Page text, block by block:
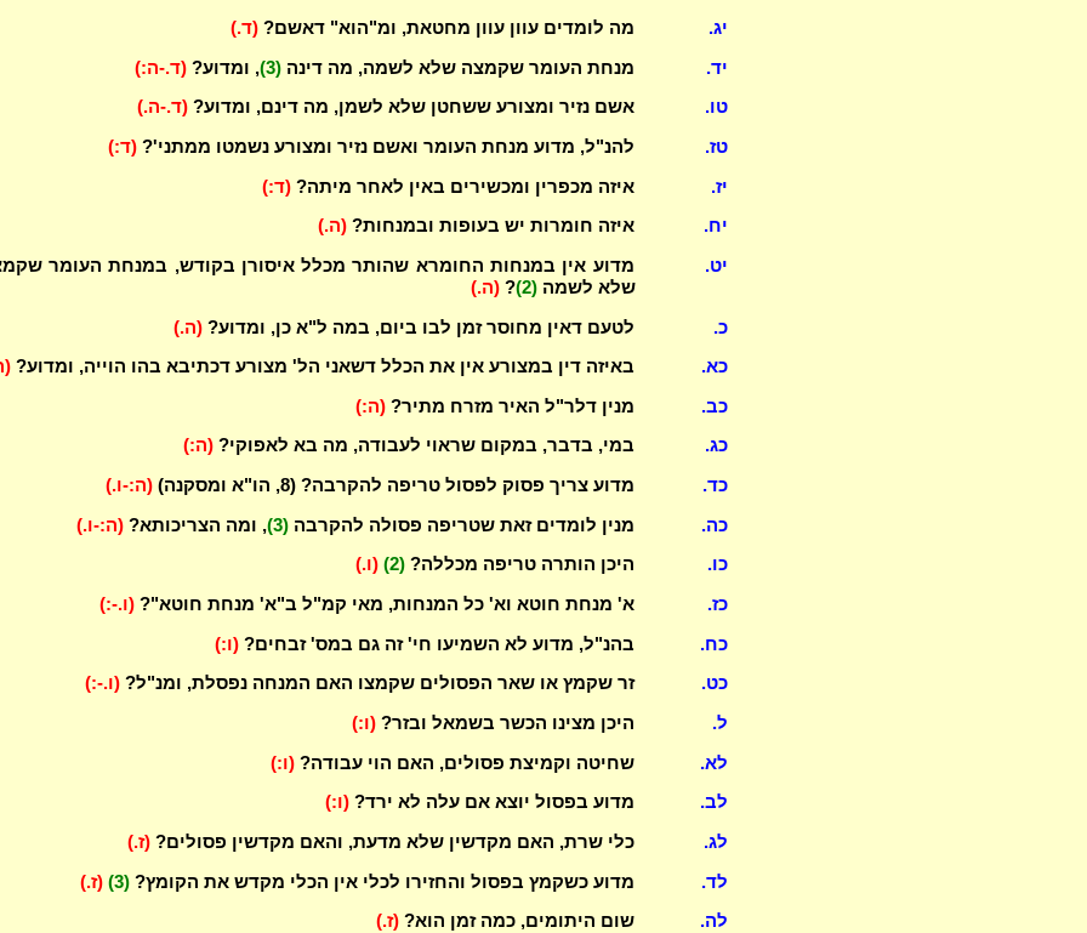
יג. מה לומדים עוון עוון מחטאת, ומ"הוא" דאשם?(ד.)
יד. מנחת העומר שקמצה שלא לשמה, מה דינה(3) , ומדוע?(ד.-ה:)
טו. אשם נזיר ומצורע ששחטן שלא לשמן, מה דינם, ומדוע?(ד.-ה.)
טז. להנ"ל, מדוע מנחת העומר ואשם נזיר ומצורע נשמטו ממתני'?(ד:)
יז. איזה מכפרין ומכשירים באין לאחר מיתה?(ד:)
יח. איזה חומרות יש בעופות ובמנחות?(ה.)
יט.
מדוע אין במנחות החומרא שהותר מכלל איסורן בקודש, במנחת העומר
שלא לשמה (2)
? (ה.)
כ. לטעם דאין מחוסר זמן לבו ביום, במה ל"א כן, ומדוע?(ה.)
כא. באיזה דין במצורע אין את הכלל דשאני הל' מצורע דכתיבא בהו הוייה, ומדוע?
כב. מנין דלר"ל האיר מזרח מתיר?(ה:)
כג. במי, בדבר, במקום שראוי לעבודה, מה בא לאפוקי?(ה:)
כד. מדוע צריך פסוק לפסול טריפה להקרבה? (8, הו"א ומסקנה) (ה:-ו.)
כה. מנין לומדים זאת שטריפה פסולה להקרבה(3) , ומה הצריכותא?(ה:-ו.)
כו. היכן הותרה טריפה מכללה?(2) (ו.)
כז. א' מנחת חוטא וא' כל המנחות, מאי קמ"ל ב"א' מנחת חוטא"?(ו.-:)
כח. בהנ"ל, מדוע לא השמיעו חי' זה גם במס' זבחים?(ו:)
כט. זר שקמץ או שאר הפסולים שקמצו האם המנחה נפסלת, ומנ"ל?(ו.-:)
ל. היכן מצינו הכשר בשמאל ובזר?(ו:)
לא. שחיטה וקמיצת פסולים, האם הוי עבודה?(ו:)
לב. מדוע בפסול יוצא אם עלה לא ירד?(ו:)
לג. כלי שרת, האם מקדשין שלא מדעת, והאם מקדשין פסולים?(ז.)
לד. מדוע כשקמץ בפסול והחזירו לכלי אין הכלי מקדש את הקומץ?(3) (ז.)
לה. שום היתומים, כמה זמן הוא?(ז.)